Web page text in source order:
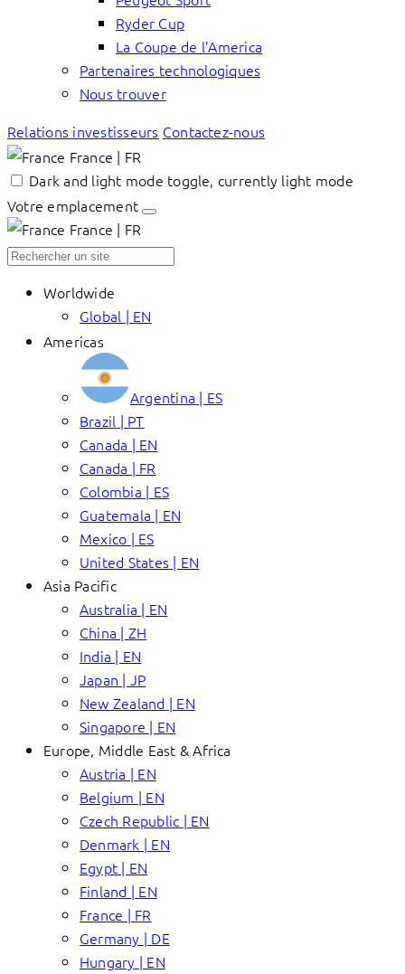
Ryder Cup
La Coupe de l’America
Partenaires technologiques
Nous trouver
Relations investisseurs Contactez-nous
France | FR
Dark and light mode toggle, currently light mode
Votre emplacement
France | FR
Worldwide
Global | EN
Americas
Argentina | ES
Brazil | PT
Canada | EN
Canada | FR
Colombia | ES
Guatemala | EN
Mexico | ES
United States | EN
Asia Pacific
Australia | EN
China | ZH
India | EN
Japan | JP
New Zealand | EN
Singapore | EN
Europe, Middle East & Africa
Austria | EN
Belgium | EN
Czech Republic | EN
Denmark | EN
Egypt | EN
Finland | EN
France | FR
Germany | DE
Hungary | EN